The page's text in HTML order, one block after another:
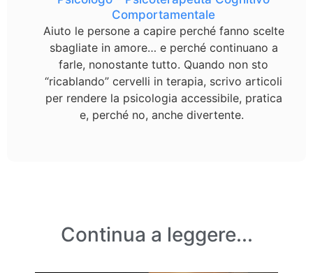
Comportamentale
Aiuto le persone a capire perché fanno scelte
sbagliate in amore… e perché continuano a
farle, nonostante tutto. Quando non sto
“ricablando” cervelli in terapia, scrivo articoli
per rendere la psicologia accessibile, pratica
e, perché no, anche divertente.
Continua a leggere...